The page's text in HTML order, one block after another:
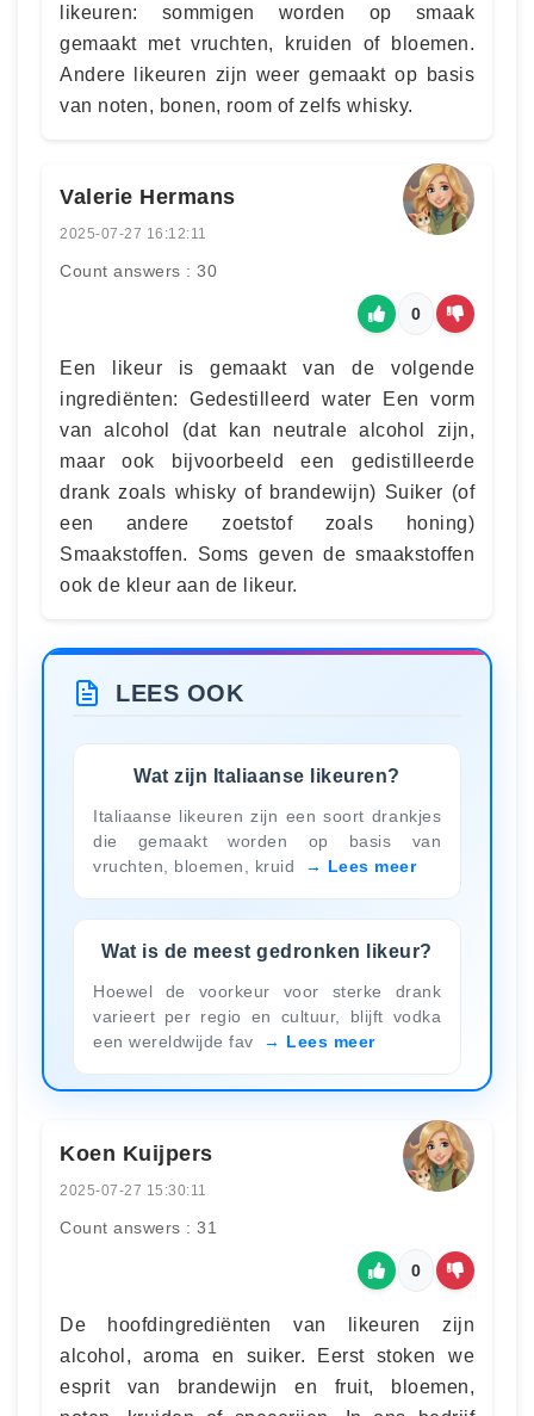
likeuren: sommigen worden op smaak
gemaakt met vruchten, kruiden of bloemen.
Andere likeuren zijn weer gemaakt op basis
van noten, bonen, room of zelfs whisky.
Valerie Hermans
2025-07-27 16:12:11
Count answers : 30
0
Een likeur is gemaakt van de volgende
ingrediënten: Gedestilleerd water Een vorm
van alcohol (dat kan neutrale alcohol zijn,
maar ook bijvoorbeeld een gedistilleerde
drank zoals whisky of brandewijn) Suiker (of
een andere zoetstof zoals honing)
Smaakstoffen. Soms geven de smaakstoffen
ook de kleur aan de likeur.
LEES OOK
Wat zijn Italiaanse likeuren?
Italiaanse likeuren zijn een soort drankjes
die gemaakt worden op basis van
vruchten, bloemen, kruid
Lees meer
Wat is de meest gedronken likeur?
Hoewel de voorkeur voor sterke drank
varieert per regio en cultuur, blijft vodka
een wereldwijde fav
Lees meer
Koen Kuijpers
2025-07-27 15:30:11
Count answers : 31
0
De hoofdingrediënten van likeuren zijn
alcohol, aroma en suiker. Eerst stoken we
esprit van brandewijn en fruit, bloemen,